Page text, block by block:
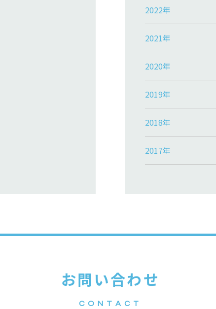
2022年
2021年
2020年
2019年
2018年
2017年
お問い合わせ
CONTACT